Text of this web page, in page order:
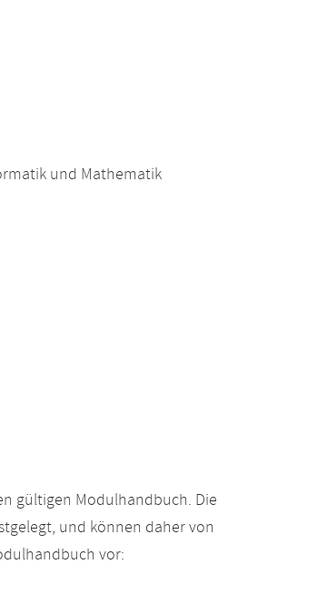
und Mathematik
gültigen Modulhandbuch. Die
und können daher von
vor: